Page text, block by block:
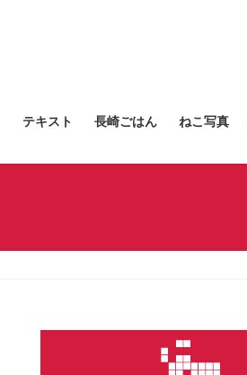
テキスト 長崎ごはん ねこ写真